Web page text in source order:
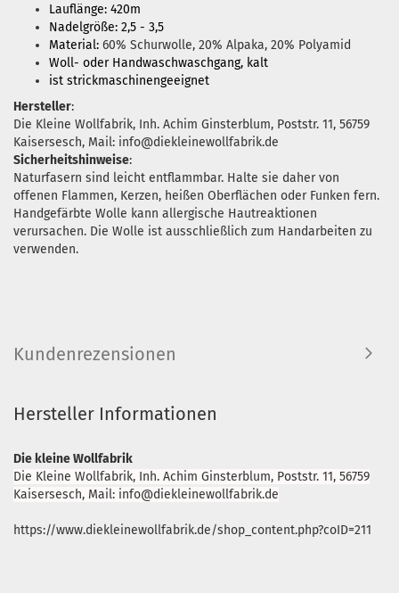
Lauflänge: 420m
Nadelgröße: 2,5 - 3,5
Material: 60% Schurwolle, 20% Alpaka, 20% Polyamid
Woll- oder Handwaschwaschgang, kalt
ist strickmaschinengeeignet
Hersteller:
Die Kleine Wollfabrik, Inh. Achim Ginsterblum, Poststr. 11, 56759
Kaisersesch, Mail: info@diekleinewollfabrik.de
Sicherheitshinweise:
Naturfasern sind leicht entflammbar. Halte sie daher von
offenen Flammen, Kerzen, heißen Oberflächen oder Funken fern.
Handgefärbte Wolle kann allergische Hautreaktionen
verursachen. Die Wolle ist ausschließlich zum Handarbeiten zu
verwenden.
Kundenrezensionen
Hersteller Informationen
Die kleine Wollfabrik
Die Kleine Wollfabrik, Inh. Achim Ginsterblum, Poststr. 11, 56759
Kaisersesch, Mail: info@diekleinewollfabrik.de
https://www.diekleinewollfabrik.de/shop_content.php?coID=211